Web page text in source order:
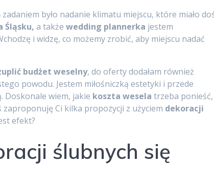
było nadanie klimatu miejscu, które miało
Śląsku, a takżewedding plannerka jestem
i widzę, co możemy zrobić, aby miejscu nadać
budżet weselny, do oferty dodałam również
powodu. Jestem miłośniczką estetyki i przede
Doskonale wiem, jakie koszta weselatrzeba ponieść,
zaproponuję Ci kilka propozycji z użyciem dekoracji
efekt?
ślubnych się